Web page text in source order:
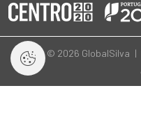
© 2026 GlobalSilva |